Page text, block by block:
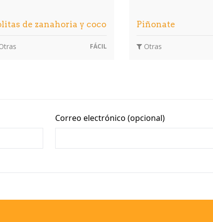
de zanahoria y coco
FÁCIL
Piñonate
Otras